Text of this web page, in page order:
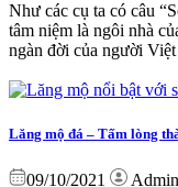
Như các cụ ta có câu
tâm niệm là ngôi nhà
ngàn đời của người
Lăng mộ đá – Tấm lòng
09/10/2021
Admin